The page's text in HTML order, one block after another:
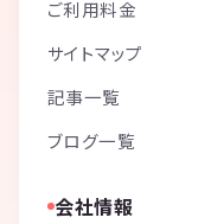
ご利用料金
サイトマップ
記事一覧
ブログ一覧
会社情報